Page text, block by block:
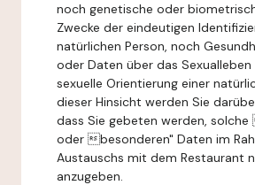
noch genetische oder
Zwecke der eindeutigen
natürlichen Person, noch
oder Daten über das
sexuelle Orientierung einer
dieser Hinsicht werden Sie
dass Sie gebeten werden, solche
oder besonderen" Daten im
Austauschs mit dem Restaurant
anzugeben.